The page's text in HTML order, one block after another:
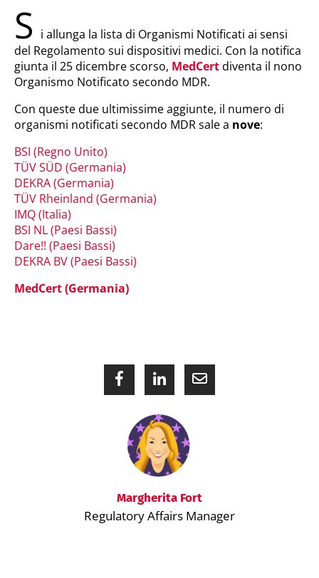
S i allunga la lista di Organismi Notificati ai sensi
del Regolamento sui dispositivi medici. Con la notifica
giunta il 25 dicembre scorso, MedCertdiventa il nono
Organismo Notificato secondo MDR.
Con queste due ultimissime aggiunte, il numero di
organismi notificati secondo MDR sale a nove:
BSI (Regno Unito)
TÜV SÜD (Germania)
DEKRA (Germania)
TÜV Rheinland (Germania)
IMQ (Italia)
BSI NL (Paesi Bassi)
Dare!! (Paesi Bassi)
DEKRA BV (Paesi Bassi)
MedCert (Germania)
Margherita Fort
Regulatory Affairs Manager